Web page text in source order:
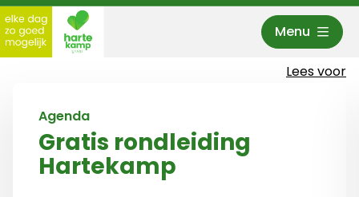
Menu
Lees voor
Gratis rondleiding
Hartekamp
Agenda